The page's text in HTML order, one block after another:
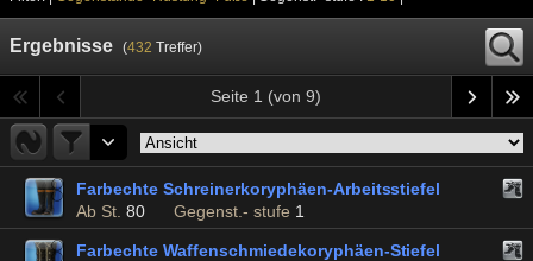
Ergebnisse (432 Treffer)
Seite 1 (von 9)
Farbechte Schreinerkoryphäen-Arbeitsstiefel
Ab St. 80 Gegenst.- stufe 1
Farbechte Waffenschmiedekoryphäen-Stiefel